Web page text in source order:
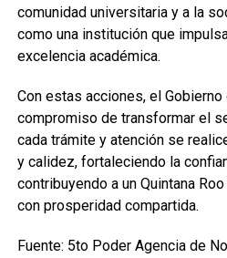
comunidad universitaria y a la
como una institución que
excelencia académica.
Con estas acciones, el
compromiso de transformar el
cada trámite y atención se
y calidez, fortaleciendo la
contribuyendo a un Quintana
con prosperidad compartida.
Fuente: 5to Poder Agencia de